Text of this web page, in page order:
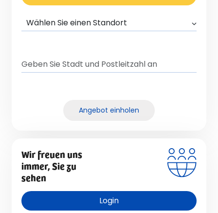
Angebot einholen
Wir freuen uns
immer, Sie zu
sehen
Login